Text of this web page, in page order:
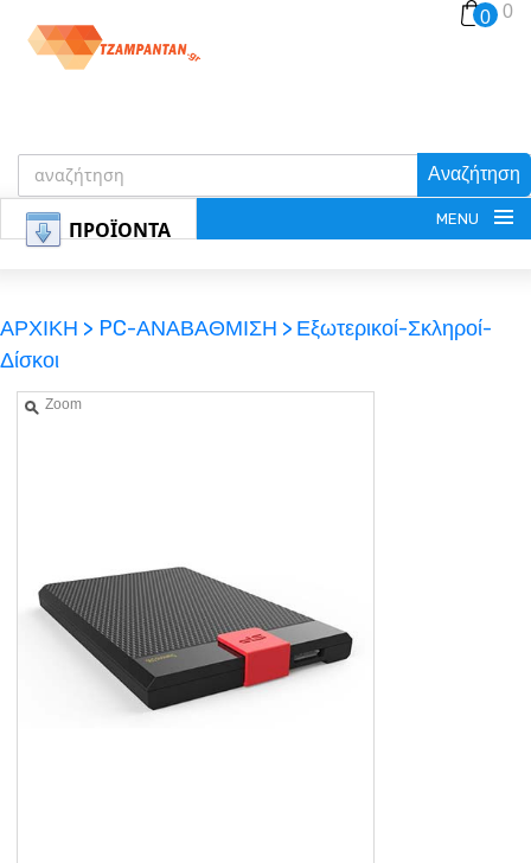
Αναζήτηση
0 0
ΠΡΟΪΟΝΤΑ MENU
ΕΓΓΡΑΦΗ
ΑΡΧΙΚΗ
ΠΟΙΟΙ ΕΙΜΑΣΤΕ
ΑΡΧΙΚΗ > PC-ΑΝΑΒΑΘΜΙΣΗ > Εξωτερικοί-Σκληροί-
Δίσκοι
Zoom